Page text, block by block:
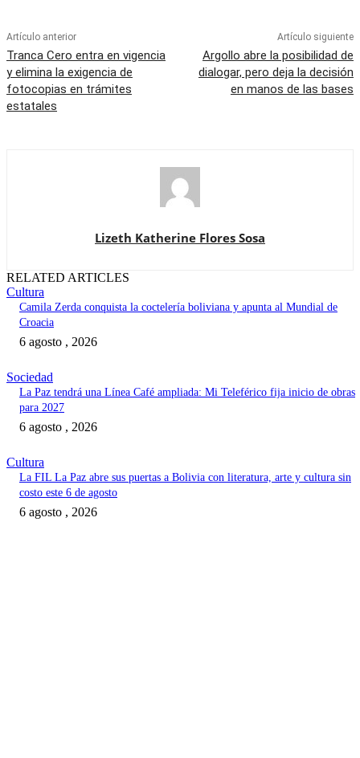
Artículo anterior
Tranca Cero entra en vigencia
y elimina la exigencia de
fotocopias en trámites
estatales
Artículo siguiente
Argollo abre la posibilidad de
dialogar, pero deja la decisión
en manos de las bases
Lizeth Katherine Flores Sosa
RELATED ARTICLES
Cultura
Camila Zerda conquista la coctelería boliviana y apunta al Mundial de
Croacia
6 agosto , 2026
Sociedad
La Paz tendrá una Línea Café ampliada: Mi Teleférico fija inicio de obras
para 2027
6 agosto , 2026
Cultura
La FIL La Paz abre sus puertas a Bolivia con literatura, arte y cultura sin
costo este 6 de agosto
6 agosto , 2026